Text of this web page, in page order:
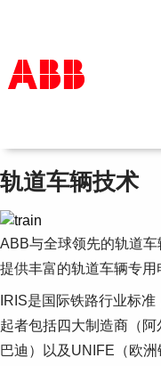
产品和解决方案
行业
服务
关于ABB
Where to buy
职业
轨道车辆技术
ABB与全球领先的轨道车
提供丰富的轨道车辆专用
IRIS是国际铁路行业标
起者包括四大制造商（
巴迪）以及UNIFE（欧洲